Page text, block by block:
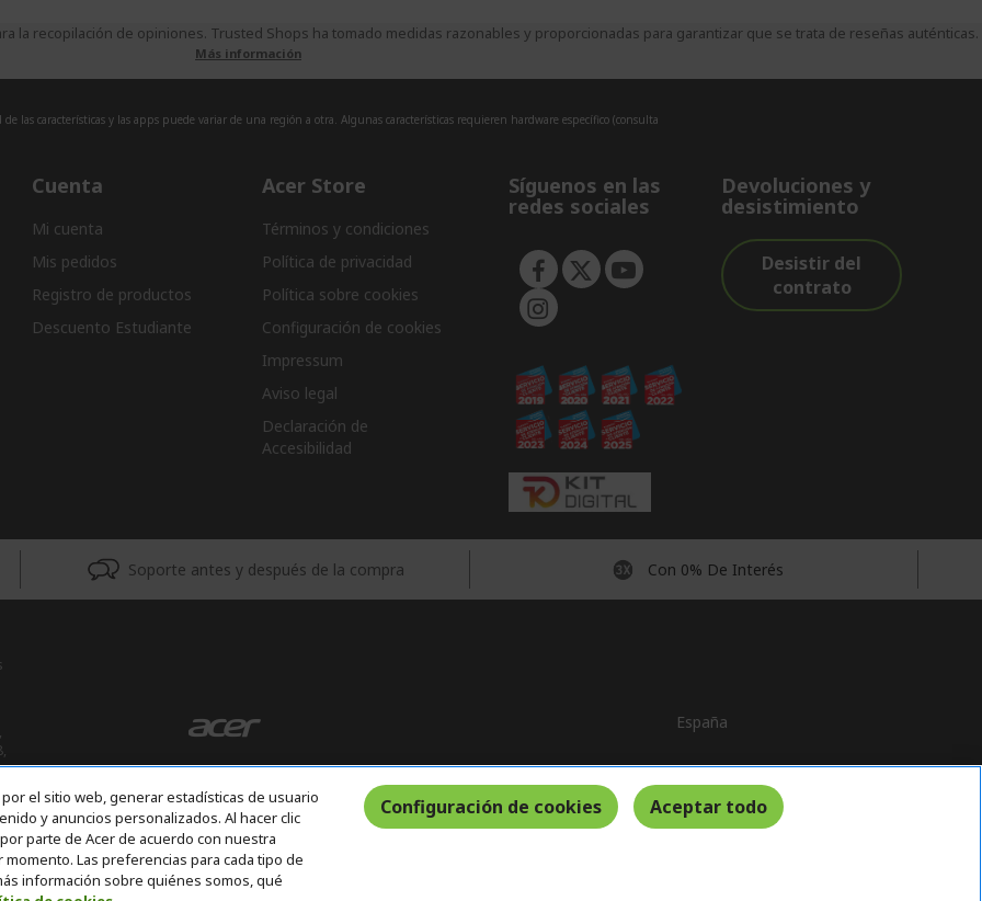
la recopilación de opiniones. Trusted Shops ha tomado medidas razonables y proporcionadas para garantizar que se trata de reseñas auténticas.
Más información
características y las apps puede variar de una región a otra. Algunas características requieren hardware específico (consulta
Cuenta
Mi cuenta
Mis pedidos
Registro de productos
Descuento Estudiante
Acer Store
Términos y condiciones
Política de privacidad
Política sobre cookies
Configuración de cookies
Impressum
Aviso legal
Declaración de
Accesibilidad
Síguenos en las
redes sociales
Devoluciones y
desistimiento
Desistir del
contrato
Soporte antes y después de la compra Con 0% De Interés
España
el sitio web, generar estadísticas de usuario
y anuncios personalizados. Al hacer clic
parte de Acer de acuerdo con nuestra
Las preferencias para cada tipo de
información sobre quiénes somos, qué
Configuración de cookies Aceptar todo